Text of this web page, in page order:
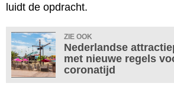
luidt de opdracht.
ZIE OOK
Nederlandse
met nieuwe regels
coronatijd